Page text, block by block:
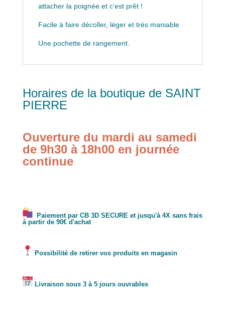
attacher la poignée et c’est prêt !
Facile à faire décoller, léger et très maniable
Une pochette de rangement.
Horaires de la boutique de SAINT
PIERRE
Ouverture du mardi au samedi
de 9h30 à 18h00 en journée
continue
Paiement par CB 3D SECURE et jusqu'à 4X sans frais
à partir de 90€ d'achat
Possibilité de retirer vos produits en magasin
Livraison sous 3 à 5 jours ouvrables